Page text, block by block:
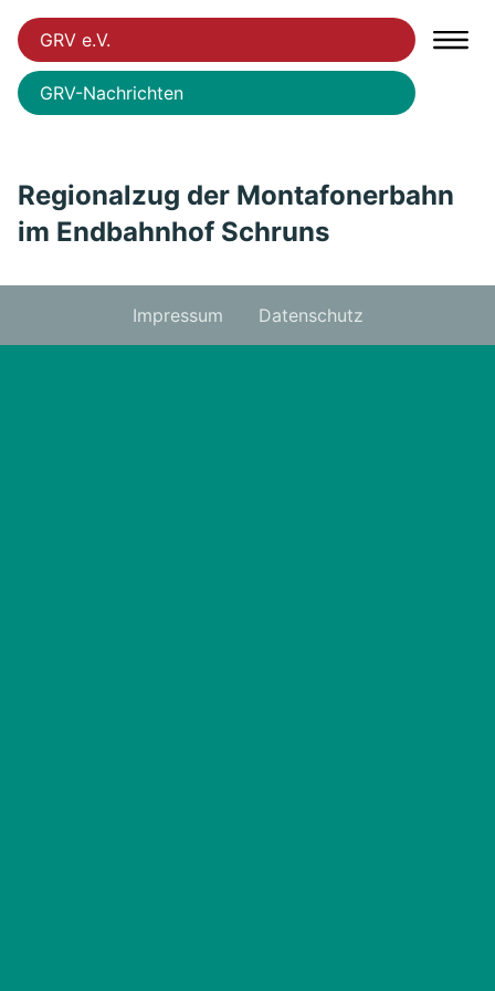
GRV e.V.
GRV-Nachrichten
Regionalzug der Montafonerbahn
im Endbahnhof Schruns
Impressum Datenschutz